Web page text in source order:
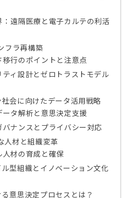
：遠隔医療と電子カルテの利活
フラ再構築
移行のポイントと注意点
ィ設計とゼロトラストモデル
会に向けたデータ活用戦略
ータ解析と意思決定支援
ナンスとプライバシー対応
人材と組織変革
材の育成と確保
型組織とイノベーション文化
意思決定プロセスとは？